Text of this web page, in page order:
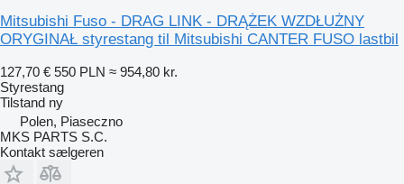
Mitsubishi Fuso - DRAG LINK - DRĄŻEK WZDŁUŻNY
ORYGINAŁ styrestang til Mitsubishi CANTER FUSO lastbil
127,70 € 550 PLN ≈ 954,80 kr.
Styrestang
Tilstand ny
Polen, Piaseczno
MKS PARTS S.C.
Kontakt sælgeren